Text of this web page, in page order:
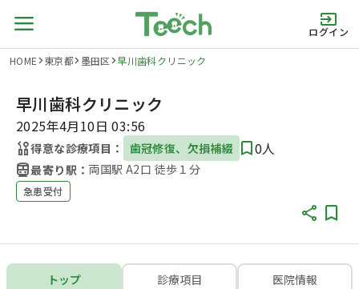
ログイン
HOME 東京都 墨田区 早川歯科クリニック
早川歯科クリニック
2025年4月10日 03:56
得意な診療項目： 歯冠修復、欠損補綴 0人
最寄り駅：両国駅 A2口 徒歩１分
急患受付
トップ 診療項目 医院情報